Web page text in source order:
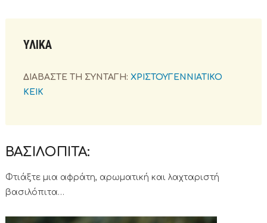
ΥΛΙΚΑ
ΔΙΑΒΑΣΤΕ ΤΗ ΣΥΝΤΑΓΗ: ΧΡΙΣΤΟΥΓΕΝΝΙΑΤΙΚΟ
ΚΕΙΚ
ΒΑΣΙΛΟΠΙΤΑ:
Φτιάξτε μια αφράτη, αρωματική και λαχταριστή
βασιλόπιτα…